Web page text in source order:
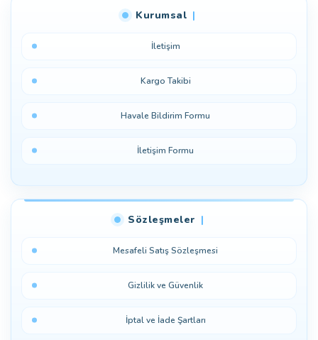
Kurumsal
İletişim
Kargo Takibi
Havale Bildirim Formu
İletişim Formu
Sözleşmeler
Mesafeli Satış Sözleşmesi
Gizlilik ve Güvenlik
İptal ve İade Şartları